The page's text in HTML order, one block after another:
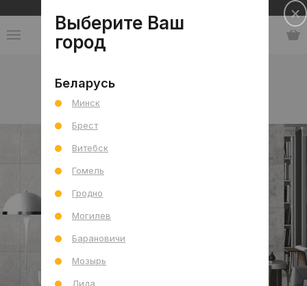
Каталог
коллекция Spazio
Выберите Ваш
город
Беларусь
Минск
Брест
Витебск
Гомель
Гродно
Могилев
Барановичи
Мозырь
Лида